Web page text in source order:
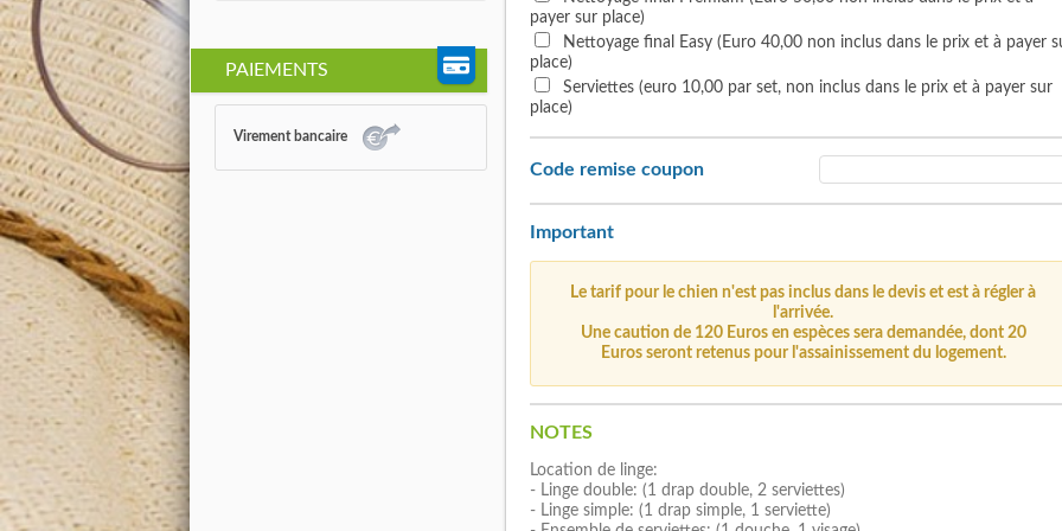
PAIEMENTS
Virement bancaire
payer sur place)
Nettoyage final Easy (Euro 40,00 non inclus dans le prix et à payer
place)
Serviettes (euro 10,00 par set, non inclus dans le prix et à payer sur
place)
Code remise coupon
Important
Le tarif pour le chien n'est pas inclus dans le devis et est à régler à
l'arrivée.
Une caution de 120 Euros en espèces sera demandée, dont 20
Euros seront retenus pour l'assainissement du logement.
NOTES
Location de linge:
- Linge double: (1 drap double, 2 serviettes)
- Linge simple: (1 drap simple, 1 serviette)